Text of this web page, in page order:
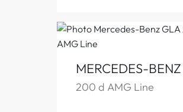
MERCEDES-BENZ
200 d AMG Line